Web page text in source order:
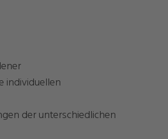
individuellen
der unterschiedlichen